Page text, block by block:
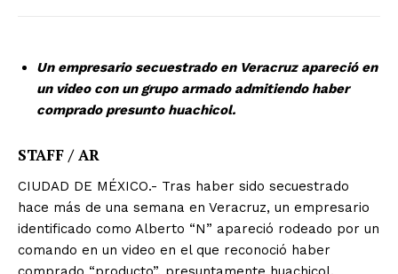
Un empresario secuestrado en Veracruz apareció en
un video con un grupo armado admitiendo haber
comprado presunto huachicol.
STAFF / AR
CIUDAD DE MÉXICO.- Tras haber sido secuestrado
hace más de una semana en Veracruz, un empresario
identificado como Alberto “N” apareció rodeado por un
comando en un video en el que reconoció haber